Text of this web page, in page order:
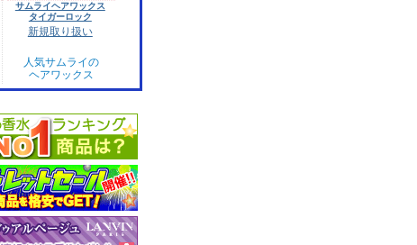
サムライヘアワックス
タイガーロック
新規取り扱い
人気サムライの
ヘアワックス